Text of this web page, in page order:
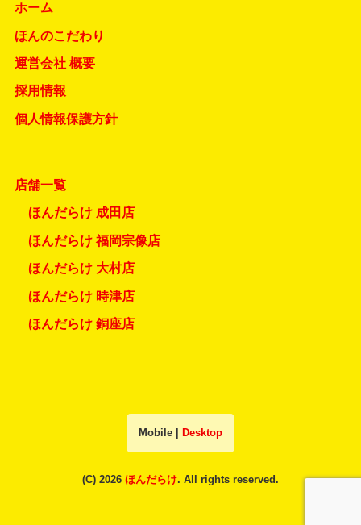
ホーム
ほんのこだわり
運営会社 概要
採用情報
個人情報保護方針
店舗一覧
ほんだらけ 成田店
ほんだらけ 福岡宗像店
ほんだらけ 大村店
ほんだらけ 時津店
ほんだらけ 銅座店
Mobile Desktop
(C) 2026 ほんだらけ. All rights reserved.